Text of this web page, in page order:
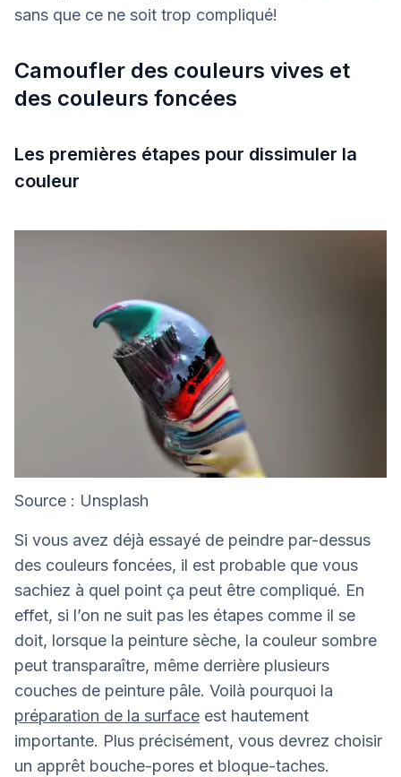
sans que ce ne soit trop compliqué!
Camoufler des couleurs vives et
des couleurs foncées
Les premières étapes pour dissimuler la
couleur
Source : Unsplash
Si vous avez déjà essayé de peindre par-dessus
des couleurs foncées, il est probable que vous
sachiez à quel point ça peut être compliqué. En
effet, si l’on ne suit pas les étapes comme il se
doit, lorsque la peinture sèche, la couleur sombre
peut transparaître, même derrière plusieurs
couches de peinture pâle. Voilà pourquoi la
préparation de la surface est hautement
importante. Plus précisément, vous devrez choisir
un apprêt bouche-pores et bloque-taches.